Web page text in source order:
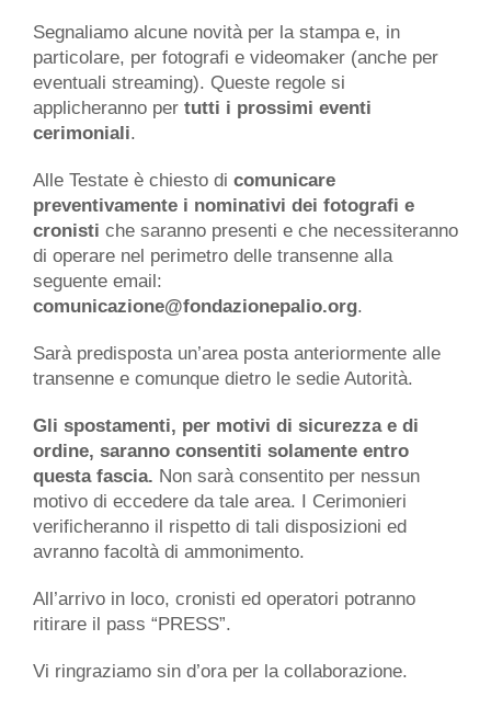
Segnaliamo alcune novità per la stampa e, in
particolare, per fotografi e videomaker (anche per
eventuali streaming). Queste regole si
applicheranno per tutti i prossimi eventi
cerimoniali.
Alle Testate è chiesto di comunicare
preventivamente i nominativi dei fotografi e
cronisti che saranno presenti e che necessiteranno
di operare nel perimetro delle transenne alla
seguente email:
comunicazione@fondazionepalio.org.
Sarà predisposta un’area posta anteriormente alle
transenne e comunque dietro le sedie Autorità.
Gli spostamenti, per motivi di sicurezza e di
ordine, saranno consentiti solamente entro
questa fascia. Non sarà consentito per nessun
motivo di eccedere da tale area. I Cerimonieri
verificheranno il rispetto di tali disposizioni ed
avranno facoltà di ammonimento.
All’arrivo in loco, cronisti ed operatori potranno
ritirare il pass “PRESS”.
Vi ringraziamo sin d’ora per la collaborazione.